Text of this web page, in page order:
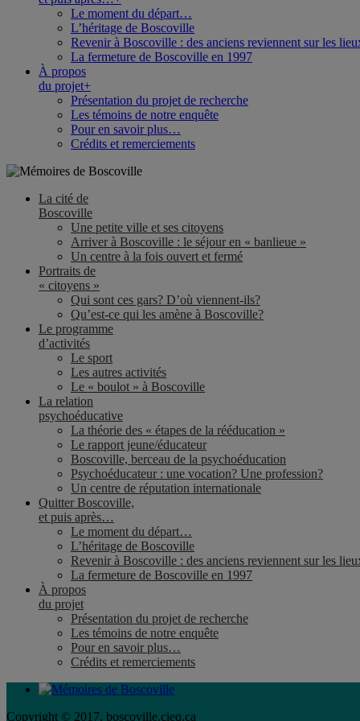
Le moment du départ…
L’héritage de Boscoville
Revenir à Boscoville : des anciens reviennent sur les
La fermeture de Boscoville en 1997
À propos
du projet+
Présentation du projet de recherche
Les témoins de notre enquête
Pour en savoir plus…
Crédits et remerciements
La cité de
Boscoville
Une petite ville et ses citoyens
Arriver à Boscoville : le séjour en « banlieue »
Un centre à la fois ouvert et fermé
Portraits de
« citoyens »
Qui sont ces gars? D’où viennent-ils?
Qu’est-ce qui les amène à Boscoville?
Le programme
d’activités
Le sport
Les autres activités
Le « boulot » à Boscoville
La relation
psychoéducative
La théorie des « étapes de la rééducation »
Le rapport jeune/éducateur
Boscoville, berceau de la psychoéducation
Psychoéducateur : une vocation? Une profession?
Un centre de réputation internationale
Quitter Boscoville,
et puis après…
Le moment du départ…
L’héritage de Boscoville
Revenir à Boscoville : des anciens reviennent sur les
La fermeture de Boscoville en 1997
À propos
du projet
Présentation du projet de recherche
Les témoins de notre enquête
Pour en savoir plus…
Crédits et remerciements
Copyright © 2017, boscoville.cieq.ca